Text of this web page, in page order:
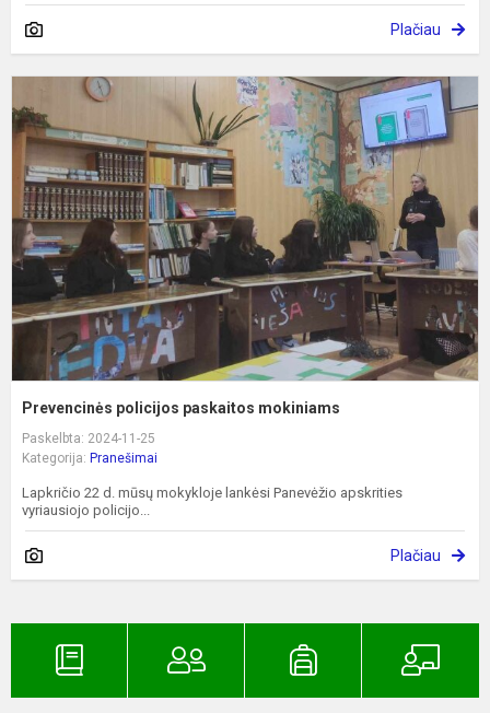
Plačiau
Prevencinės policijos paskaitos mokiniams
Paskelbta: 2024-11-25
Kategorija: Pranešimai
Lapkričio 22 d. mūsų mokykloje lankėsi Panevėžio apskrities
vyriausiojo policijo...
Plačiau